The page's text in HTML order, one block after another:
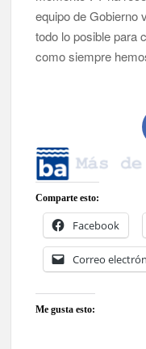
equipo de Gobierno
todo lo posible para
como siempre
Comparte esto:
Facebook
Correo
Me gusta esto: